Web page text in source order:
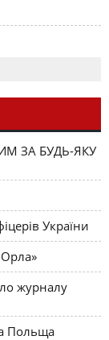
ЗА БУДЬ-ЯКУ
України
журналу
Польща